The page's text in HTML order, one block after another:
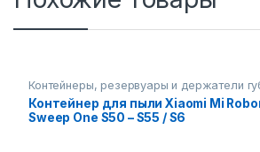
Контейнеры, резервуары и держатели
Контейнер для пыли Xiaomi Mi
Sweep One S50 – S55 / S6